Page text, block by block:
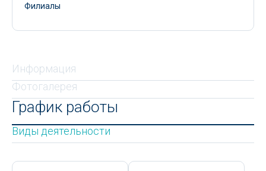
Филиалы
Информация
Фотогалерея
График работы
Виды деятельности